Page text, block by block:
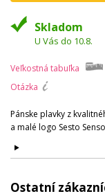
Skladom
U Vás do 10.8.
Veľkostná tabuľka
Otázka
Pánske plavky z
a malé logo Sesto
Ostatní